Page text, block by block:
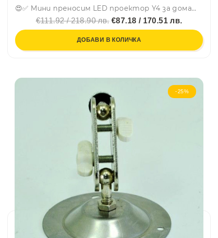
😍✅ Мини преносим LED проектор Y4 за домашно кино, за телефон, таблети и др. - 600 лумена
€111.92 / 218.90 лв.€87.18 / 170.51 лв.
ДОБАВИ В КОЛИЧКА
-25%